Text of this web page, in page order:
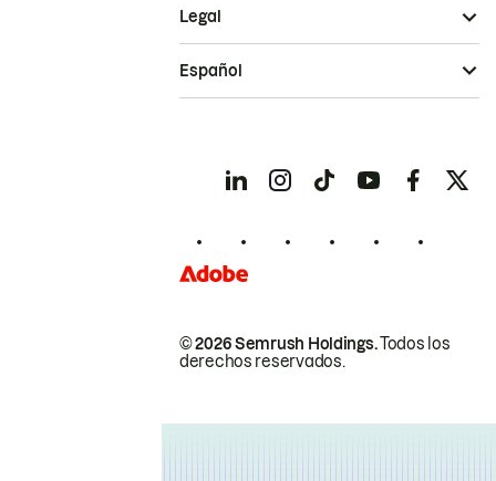
© 2026 Semrush Holdings.Todos los
derechos reservados.
Legal
Español